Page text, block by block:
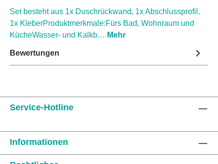
Set besteht aus 1x Duschrückwand, 1x Abschlussprofil,
1x KleberProduktmerkmale:Fürs Bad, Wohnraum und
KücheWasser- und Kalkb… Mehr
Bewertungen
Service-Hotline
Informationen